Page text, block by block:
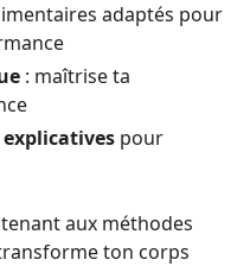
adaptés pour
: maîtrise ta
explicatives pour
aux méthodes
ton corps